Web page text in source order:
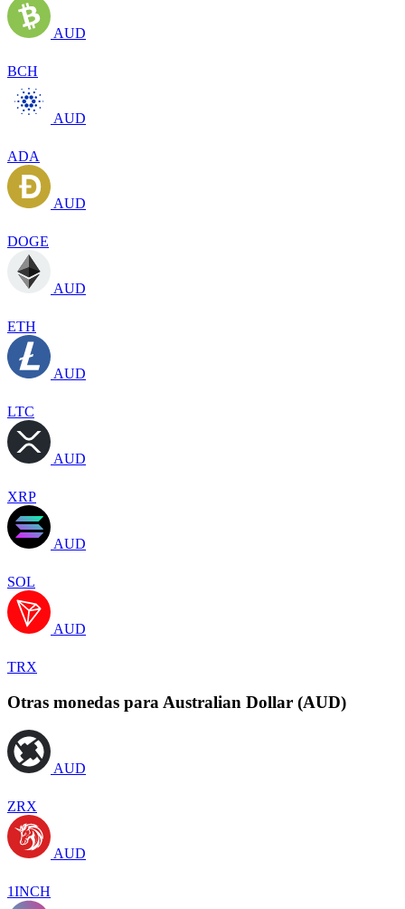
AUD
BCH
AUD
ADA
AUD
DOGE
AUD
ETH
AUD
LTC
AUD
XRP
AUD
SOL
AUD
TRX
Otras monedas para Australian Dollar (AUD)
AUD
ZRX
AUD
1INCH